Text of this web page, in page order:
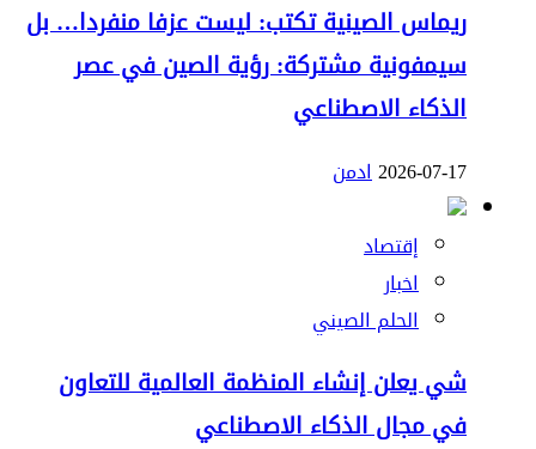
ريماس الصينية تكتب: ليست عزفا منفردا… بل
سيمفونية مشتركة: رؤية الصين في عصر
الذكاء الاصطناعي
2026-07-17ادمن
إقتصاد
اخبار
الحلم الصيني
شي يعلن إنشاء المنظمة العالمية للتعاون
في مجال الذكاء الاصطناعي